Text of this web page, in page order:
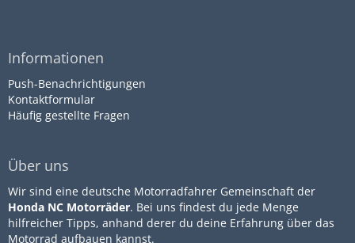
Informationen
Push-Benachrichtigungen
Kontaktformular
Häufig gestellte Fragen
Über uns
Wir sind eine deutsche Motorradfahrer Gemeinschaft der
Honda NC Motorräder. Bei uns findest du jede Menge
hilfreicher Tipps, anhand derer du deine Erfahrung über das
Motorrad aufbauen kannst.